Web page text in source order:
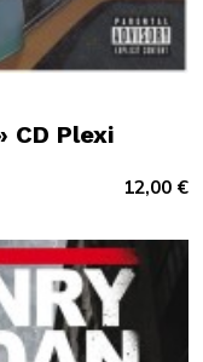
CD Plexi
12,00 €